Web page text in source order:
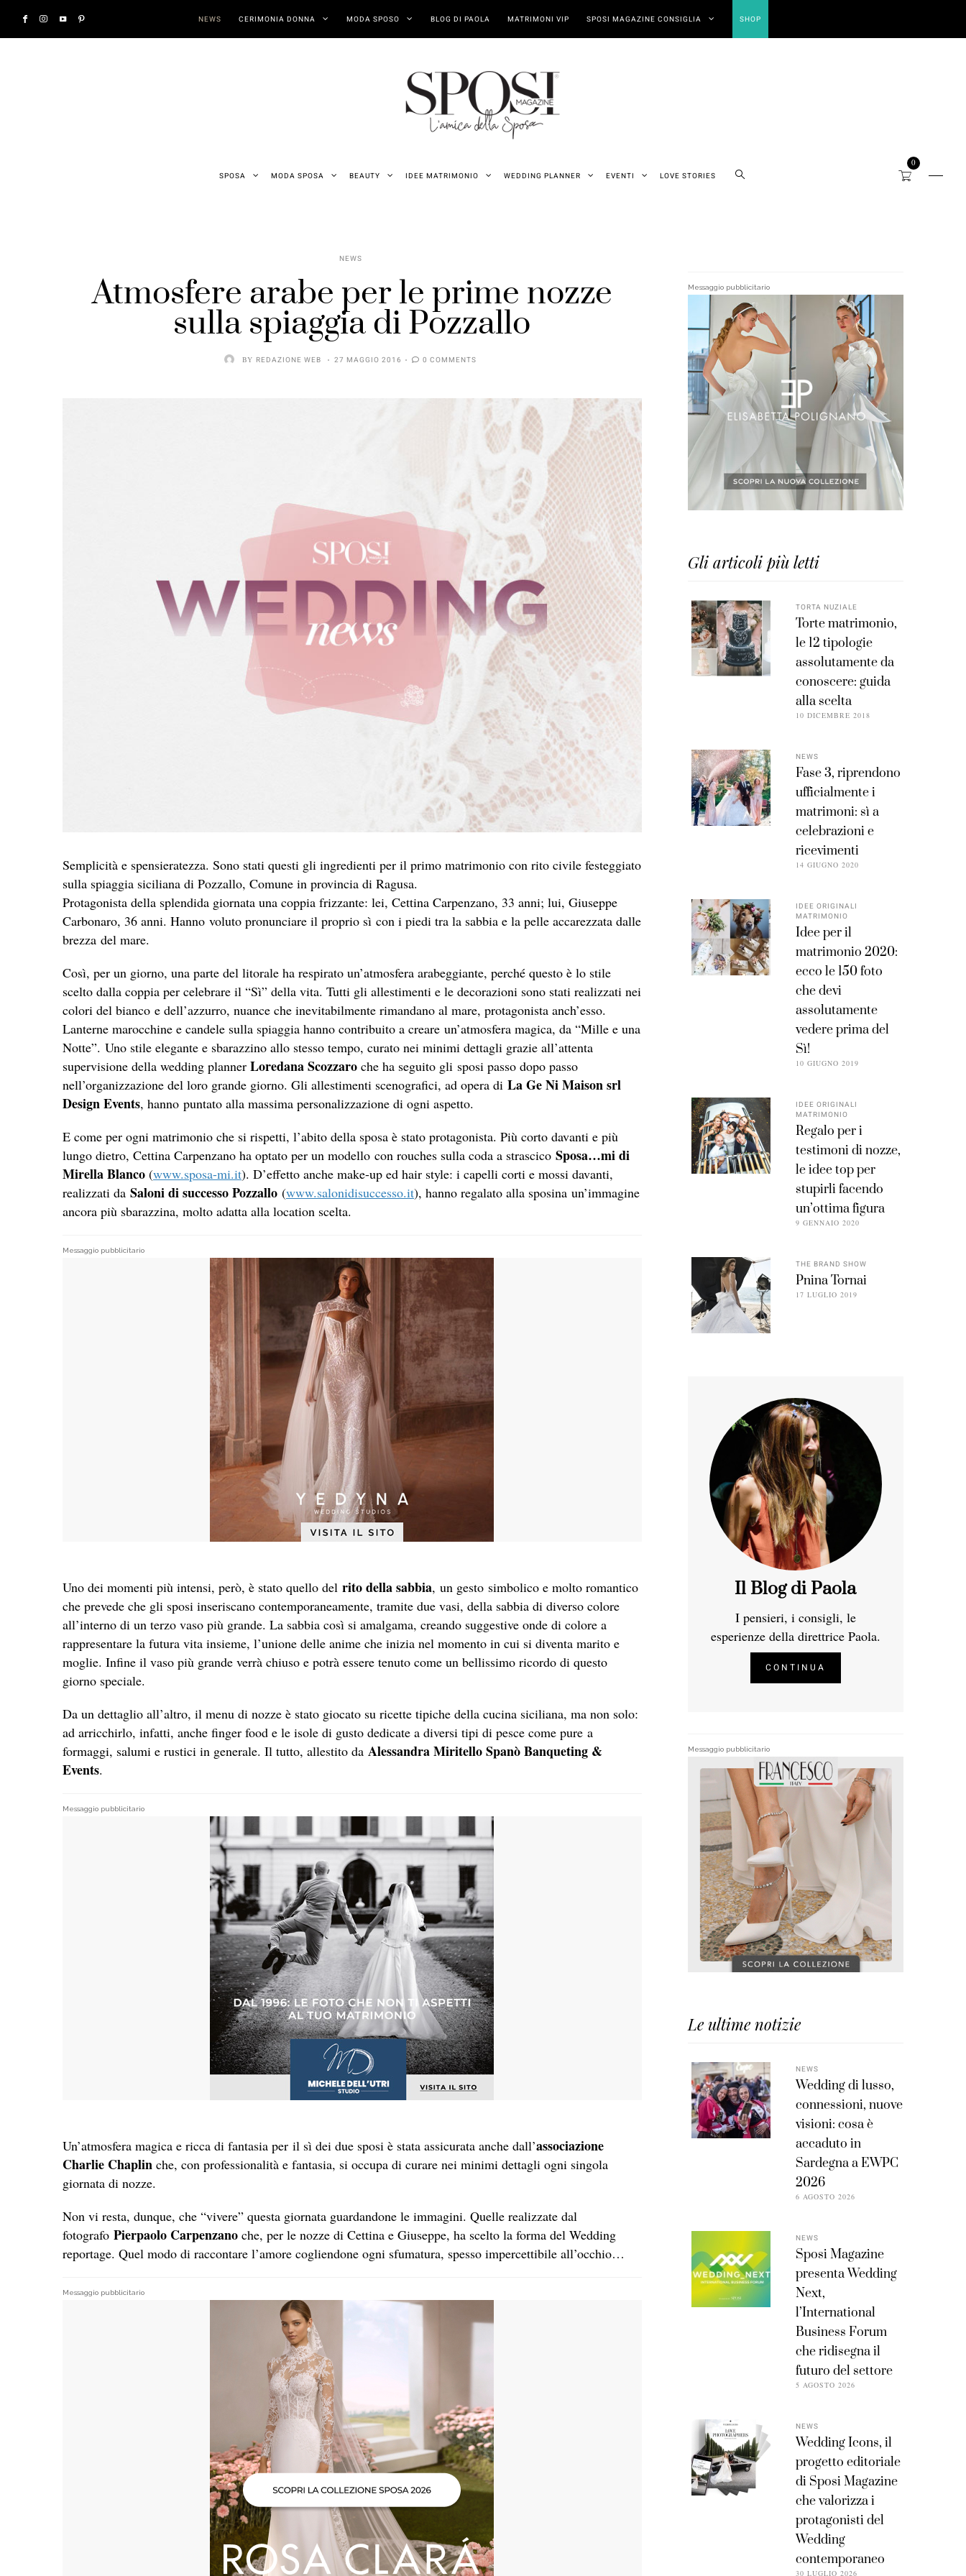
NEWS CERIMONIA DONNA MODA SPOSO BLOG DI PAOLA MATRIMONI VIP SPOSI MAGAZINE CONSIGLIA SHOP
SPOSA MODA SPOSA BEAUTY IDEE MATRIMONIO WEDDING PLANNER EVENTI LOVE STORIES
0
NEWS
Atmosfere arabe per le prime nozze
sulla spiaggia di Pozzallo
BY REDAZIONE WEB 27 MAGGIO 2016 0 COMMENTS
Semplicità e spensieratezza. Sono stati questi gli ingredienti per il primo matrimonio con rito civile festeggiato
sulla spiaggia siciliana di Pozzallo, Comune in provincia di Ragusa.
Protagonista della splendida giornata una coppia frizzante: lei, Cettina Carpenzano, 33 anni; lui, Giuseppe
Carbonaro, 36 anni. Hanno voluto pronunciare il proprio sì con i piedi tra la sabbia e la pelle accarezzata dalle
brezza del mare.
Così, per un giorno, una parte del litorale ha respirato un’atmosfera arabeggiante, perché questo è lo stile
scelto dalla coppia per celebrare il “Sì” della vita. Tutti gli allestimenti e le decorazioni sono stati realizzati nei
colori del bianco e dell’azzurro, nuance che inevitabilmente rimandano al mare, protagonista anch’esso.
Lanterne marocchine e candele sulla spiaggia hanno contribuito a creare un’atmosfera magica, da “Mille e una
Notte”. Uno stile elegante e sbarazzino allo stesso tempo, curato nei minimi dettagli grazie all’attenta
supervisione della wedding planner Loredana Scozzaro che ha seguito gli sposi passo dopo passo
nell’organizzazione del loro grande giorno. Gli allestimenti scenografici, ad opera di LaGe Ni Maison srl
Design Events, hanno puntato alla massima personalizzazione di ogni aspetto.
E come per ogni matrimonio che si rispetti, l’abito della sposa è stato protagonista. Più corto davanti e più
lungo dietro, Cettina Carpenzano ha optato per un modello con rouches sulla coda a strascico Sposa…mi di
MirellaBlanco (www.sposa-mi.it). D’effetto anche make-up ed hair style: i capelli corti e mossi davanti,
realizzati da Saloni di successo Pozzallo (www.salonidisuccesso.it), hanno regalato alla sposina un’immagine
ancora più sbarazzina, molto adatta alla location scelta.
Messaggio pubblicitario
Uno dei momenti più intensi, però, è stato quello del rito della sabbia, un gesto simbolico e molto romantico
che prevede che gli sposi inseriscano contemporaneamente, tramite due vasi, della sabbia di diverso colore
all’interno di un terzo vaso più grande. La sabbia così si amalgama, creando suggestive onde di colore a
rappresentare la futura vita insieme, l’unione delle anime che inizia nel momento in cui si diventa marito e
moglie. Infine il vaso più grande verrà chiuso e potrà essere tenuto come un bellissimo ricordo di questo
giorno speciale.
Da un dettaglio all’altro, il menu di nozze è stato giocato su ricette tipiche della cucina siciliana, ma non solo:
ad arricchirlo, infatti, anche finger food e le isole di gusto dedicate a diversi tipi di pesce come pure a
formaggi, salumi e rustici in generale. Il tutto, allestito da Alessandra Miritello Spanò Banqueting &
Events.
Messaggio pubblicitario
Un’atmosfera magica e ricca di fantasia per il sì dei due sposi è stata assicurata anche dall’associazione
Charlie Chaplin che, con professionalità e fantasia, si occupa di curare nei minimi dettagli ogni singola
giornata di nozze.
Non vi resta, dunque, che “vivere” questa giornata guardandone le immagini. Quelle realizzate dal
fotografo Pierpaolo Carpenzano che, per le nozze di Cettina e Giuseppe, ha scelto la forma del Wedding
reportage. Quel modo di raccontare l’amore cogliendone ogni sfumatura, spesso impercettibile all’occhio…
Messaggio pubblicitario
Messaggio pubblicitario
Gli articoli più letti
TORTA NUZIALE
Torte matrimonio,
le 12 tipologie
assolutamente da
conoscere: guida
alla scelta
10 DICEMBRE 2018
NEWS
Fase 3, riprendono
ufficialmente i
matrimoni: sì a
celebrazioni e
ricevimenti
14 GIUGNO 2020
IDEE ORIGINALI
MATRIMONIO
Idee per il
matrimonio 2020:
ecco le 150 foto
che devi
assolutamente
vedere prima del
Sì!
10 GIUGNO 2019
IDEE ORIGINALI
MATRIMONIO
Regalo per i
testimoni di nozze,
le idee top per
stupirli facendo
un’ottima figura
9 GENNAIO 2020
THE BRAND SHOW
Pnina Tornai
17 LUGLIO 2019
Il Blog di Paola
I pensieri, i consigli, le
esperienze della direttrice Paola.
CONTINUA
Messaggio pubblicitario
Le ultime notizie
NEWS
Wedding di lusso,
connessioni, nuove
visioni: cosa è
accaduto in
Sardegna a EWPC
2026
6 AGOSTO 2026
NEWS
Sposi Magazine
presenta Wedding
Next,
l’International
Business Forum
che ridisegna il
futuro del settore
5 AGOSTO 2026
NEWS
Wedding Icons, il
progetto editoriale
di Sposi Magazine
che valorizza i
protagonisti del
Wedding
contemporaneo
30 LUGLIO 2026